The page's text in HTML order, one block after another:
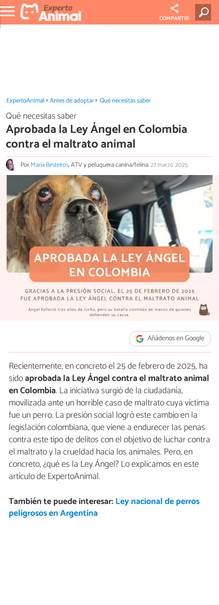
COMPARTIR
ExpertoAnimal Antes de adoptar Qué necesitas saber
Qué necesitas saber
Aprobada la Ley Ángel en Colombia
contra el maltrato animal
PorMaría Besteiros, ATV y peluquera canina/felina.27 marzo 2025
Añádenos en Google
Recientemente, en concreto el 25 de febrero de 2025, ha
sidoaprobada la Ley Ángel contra el maltrato animal
en Colombia. La iniciativa surgió de la ciudadanía,
movilizada ante un horrible caso de maltrato cuya víctima
fue un perro. La presión social logró este cambio en la
legislación colombiana, que viene a endurecer las penas
contra este tipo de delitos con el objetivo de luchar contra
el maltrato y la crueldad hacia los animales. Pero, en
concreto, ¿qué es la Ley Ángel? Lo explicamos en este
artículo de ExpertoAnimal.
También te puede interesar: Ley nacional de perros
peligrosos en Argentina